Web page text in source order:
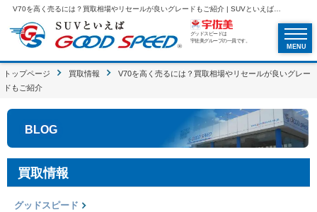
V70を高く売るには？買取相場やリセールが良いグレードもご紹介 | SUVといえばグッドスピードGOOD SPEED
グッドスピードは
宇佐美グループの一員です。
MENU
トップページ 買取情報
V70を高く売るには？買取相場やリセールが良いグレー
ドもご紹介
BLOG
買取情報
グッドスピード